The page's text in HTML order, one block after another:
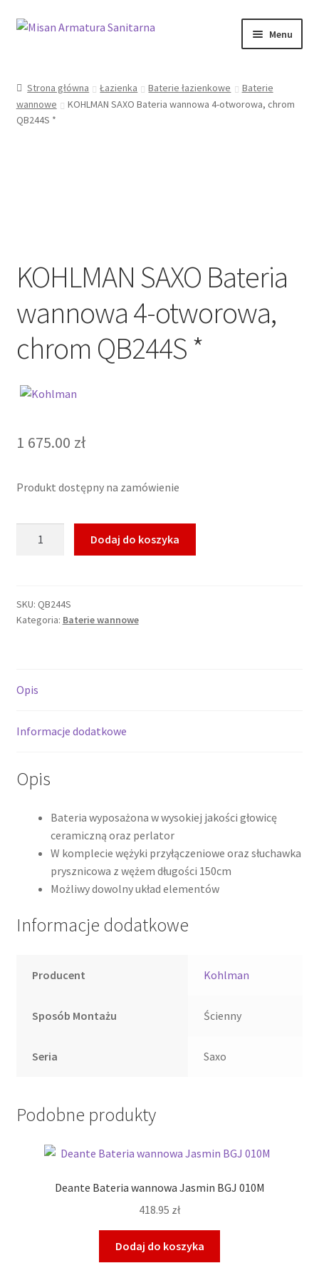
Przejdź
Przejdź
Menu
Moje konto
Strona główna Łazienka Baterie łazienkowe
Baterie
wannowe
KOHLMAN SAXO Bateria wannowa 4-otworowa, chrom
QB244S *
KOHLMAN SAXO Bateria
wannowa 4-otworowa,
chrom QB244S *
1 675.00 zł
Produkt dostępny na zamówienie
wannowa
4-
*
Dodaj do koszyka
SKU: QB244S
Kategoria: Baterie wannowe
Opis
Informacje dodatkowe
Opis
Bateria wyposażona w wysokiej jakości głowicę
ceramiczną oraz perlator
W komplecie wężyki przyłączeniowe oraz słuchawka
prysznicowa z wężem długości 150cm
Możliwy dowolny układ elementów
Informacje dodatkowe
Producent Kohlman
Sposób Montażu Ścienny
Seria Saxo
Podobne produkty
Deante Bateria wannowa Jasmin BGJ 010M
418.95 zł
Dodaj do koszyka